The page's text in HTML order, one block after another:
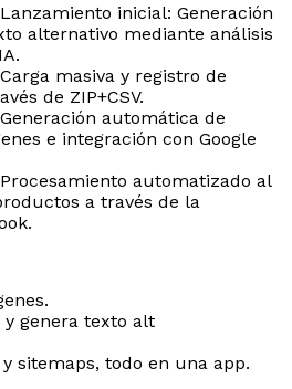
Lanzamiento inicial: Generación
alternativo mediante análisis
Carga masiva y registro de
de ZIP+CSV.
Generación automática de
e integración con Google
Procesamiento automatizado al
a través de la
y genera texto alt
sitemaps, todo en una app.